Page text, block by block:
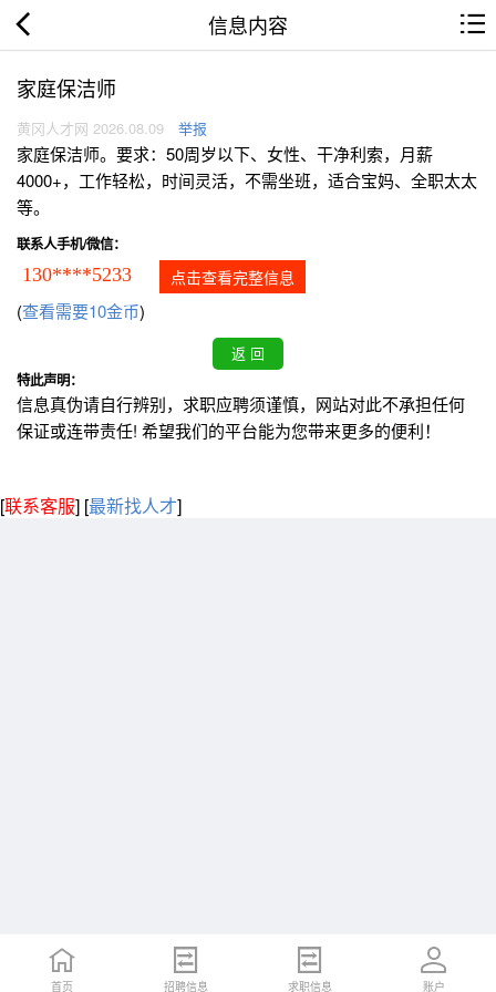
信息内容
家庭保洁师
黄冈人才网 2026.08.09 举报
家庭保洁师。要求：50周岁以下、女性、干净利索，月薪
4000+，工作轻松，时间灵活，不需坐班，适合宝妈、全职太太
等。
联系人手机/微信：
130****5233 点击查看完整信息
(查看需要10金币)
特此声明：
信息真伪请自行辨别，求职应聘须谨慎，网站对此不承担任何
保证或连带责任! 希望我们的平台能为您带来更多的便利！
[联系客服] [最新找人才]
首页 招聘信息 求职信息 账户